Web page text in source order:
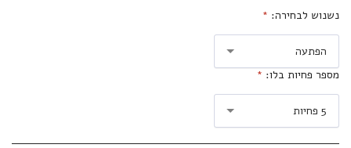
נשנוש לבחירה: *
הפתעה
מספר פחיות בלו: *
5 פחיות